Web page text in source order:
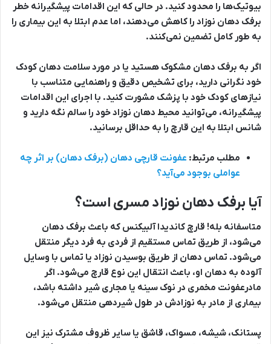
بیوتیک‌ها را محدود کنید. در حالی که این اقدامات پیشگیرانه خطر
برفک دهان نوزاد را کاهش می‌دهند، اما عدم ابتلا به این بیماری را
به طور کامل تضمین نمی‌کنند.
اگر به برفک دهان مشکوک هستید یا در مورد سلامت دهان کودک
خود نگرانی دارید، برای تشخیص دقیق و راهنمایی متناسب با
نیازهای کودک خود با پزشک مشورت کنید. با اجرای این اقدامات
پیشگیرانه، می‌توانید محیط دهان نوزاد خود را سالم نگه دارید و
شانس ابتلا به این قارچ را به حداقل برسانید.
مطلب مرتبط: عفونت قارچی دهان (برفک دهان) بر اثر چه
عواملی بوجود می‌آید؟
آیا برفک دهان نوزاد مسری است؟
متاسفانه بله! قارچ کاندیدا آلبیکنس که باعث برفک دهان
می‌شود، از طریق تماس مستقیم از فردی به فرد دیگر منتقل
می‌شود. تماس دهان از طریق بوسیدن نوزاد یا تماس با وسایل
آلوده به دهان او، باعث انتقال این نوع قارچ می‌شود. اگر
مادرعفونت مخمری در نوک سینه‌ یا مجاری شیر داشته باشد،
بیماری از مادر به نوزادش در طول شیردهی منتقل می‌شود.
پستانک، شیشه، مسواک، قاشق یا سایر ظروف مشترک نیز این